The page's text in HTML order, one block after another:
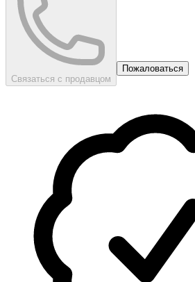
Связаться с продавцом
Пожаловаться